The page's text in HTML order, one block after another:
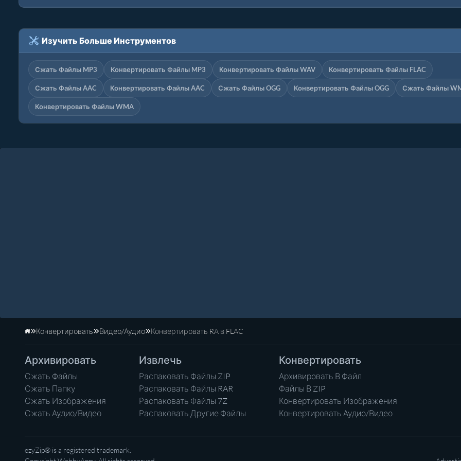
Изучить Больше Инструментов
Сжать Файлы MP3 Конвертировать Файлы MP3 Конвертировать Файлы WAV Конвертировать Файлы FLAC
Сжать Файлы AAC Конвертировать Файлы AAC Сжать Файлы OGG Конвертировать Файлы OGG Сжать Файлы
Конвертировать Файлы WMA
Главная
Конвертировать Видео/Аудио Конвертировать RA в FLAC
Архивировать
Сжать Файлы
Сжать Папку
Сжать Изображения
Сжать Аудио/Видео
Извлечь
Распаковать Файлы ZIP
Распаковать Файлы RAR
Распаковать Файлы 7Z
Распаковать Другие Файлы
Конвертировать
Архивировать В Файл
Файлы В ZIP
Конвертировать Изображения
Конвертировать Аудио/Видео
ezyZip® is a registered trademark.